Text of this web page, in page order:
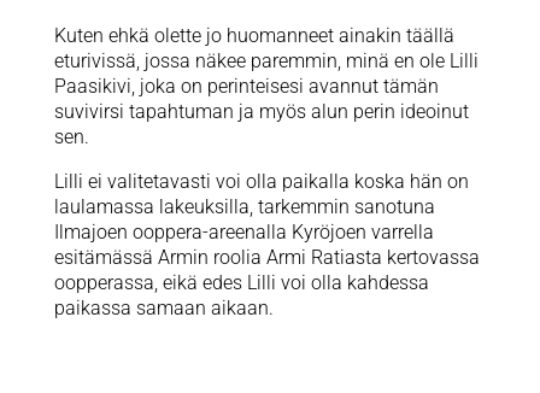
Kuten ehkä olette jo huomanneet ainakin täällä
eturivissä, jossa näkee paremmin, minä en ole Lilli
Paasikivi, joka on perinteisesi avannut tämän
suvivirsi tapahtuman ja myös alun perin ideoinut
sen.
Lilli ei valitetavasti voi olla paikalla koska hän on
laulamassa lakeuksilla, tarkemmin sanotuna
Ilmajoen ooppera-areenalla Kyröjoen varrella
esitämässä Armin roolia Armi Ratiasta kertovassa
oopperassa, eikä edes Lilli voi olla kahdessa
paikassa samaan aikaan.